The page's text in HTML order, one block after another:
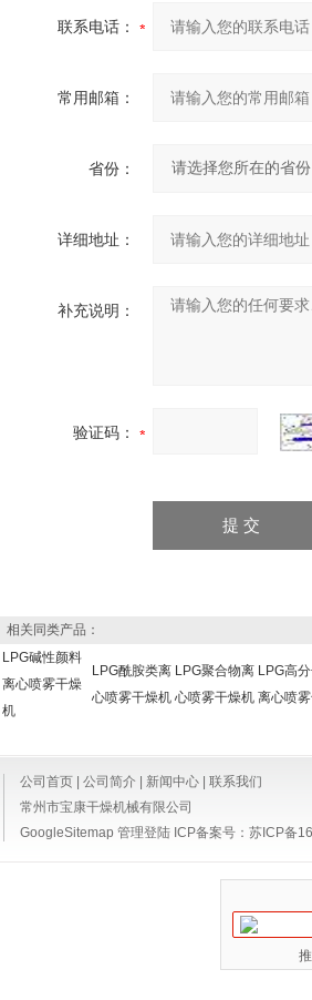
联系电话：
常用邮箱：
省份：
详细地址：
补充说明：
验证码：
相关同类产品：
LPG碱性颜料
离心喷雾干燥
机
LPG酰胺类离
心喷雾干燥机
LPG聚合物离
心喷雾干燥机
LPG高
离心喷
公司首页 公司简介 新闻中心
联系我们
常州市宝康干燥机械有限公司
GoogleSitemap 管理登陆 ICP备案号： 苏ICP备